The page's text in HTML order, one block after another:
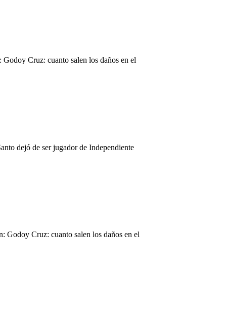
Cruz: cuanto salen los daños en el
dejó de ser jugador de Independiente
Godoy Cruz: cuanto salen los daños en el